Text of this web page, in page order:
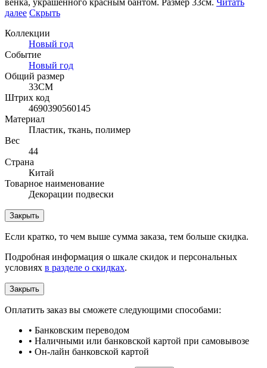
венка, украшенного красным бантом. Размер 33см. Читать
далее Скрыть
Коллекции
Новый год
Событие
Новый год
Общий размер
33СМ
Штрих код
4690390560145
Материал
Пластик, ткань, полимер
Вес
44
Страна
Китай
Товарное наименование
Декорации подвески
Закрыть
Если кратко, то чем выше сумма заказа, тем больше скидка.
Подробная информация о шкале скидок и персональных
условиях в разделе о скидках.
Закрыть
Оплатить заказ вы сможете следующими способами:
• Банковским переводом
• Наличными или банковской картой при самовывозе
• Он-лайн банковской картой